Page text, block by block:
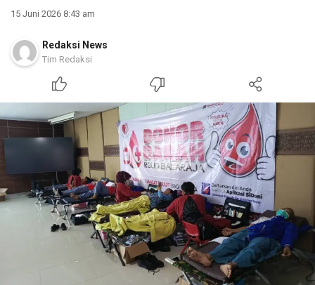
15 Juni 2026 8:43 am
Redaksi News
Tim Redaksi